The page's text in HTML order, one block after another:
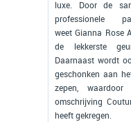
luxe. Door de
professionele
weet Gianna Rose
de lekkerste
Daarnaast wordt
geschonken aan
zepen,
omschrijving
heeft gekregen.